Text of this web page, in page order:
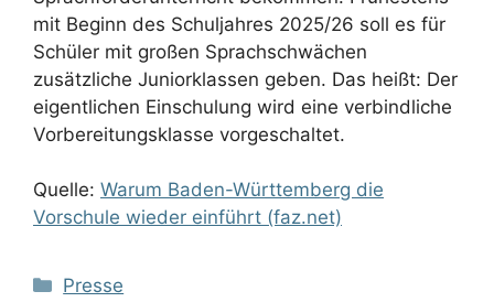
mit Beginn des Schuljahres 2025/26 soll es für
Schüler mit großen Sprachschwächen
zusätzliche Juniorklassen geben. Das heißt: Der
eigentlichen Einschulung wird eine verbindliche
Vorbereitungsklasse vorgeschaltet.
Quelle: Warum Baden-Württemberg die
Vorschule wieder einführt (faz.net)
Kategorien
Presse